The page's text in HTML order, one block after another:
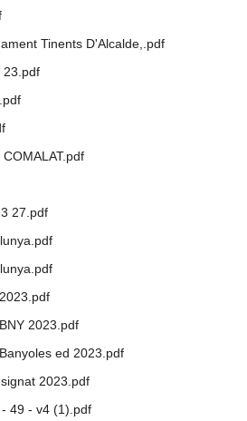
Tinents D'Alcalde,.pdf
23.pdf
27.pdf
2023.pdf
ed 2023.pdf
2023.pdf
49 - v4 (1).pdf